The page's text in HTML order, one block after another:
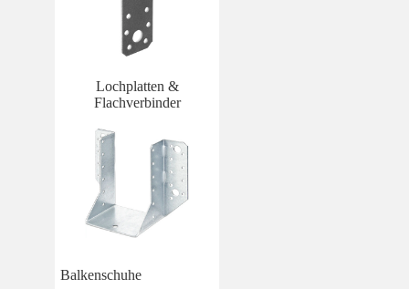
Lochplatten &
Flachverbinder
Balkenschuhe